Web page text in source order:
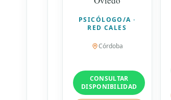
PSICÓLOGO/A ·
RED CALES
Córdoba
CONSULTAR
DISPONIBILIDAD